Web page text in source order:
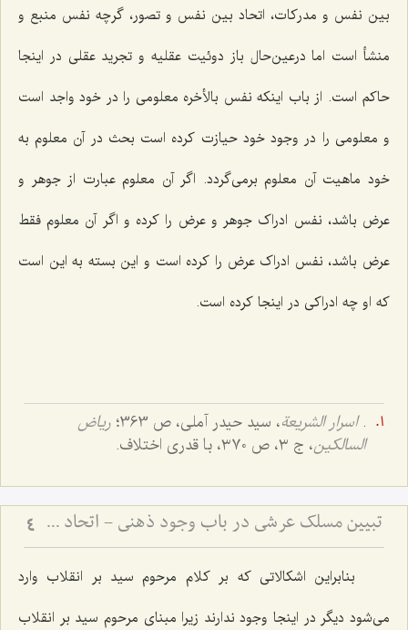
بین نفس و مدرکات، اتحاد بین نفس و تصور، گرچه نفس منبع و
منشأ است اما درعین‌حال باز دوئیت عقلیه و تجرید عقلی در اینجا
حاکم است. از باب اینکه نفس بالأخره معلومی را در خود واجد است
و معلومی را در وجود خود حیازت کرده است بحث در آن معلوم به
خود ماهیت آن معلوم برمی‌گردد. اگر آن معلوم عبارت از جوهر و
عرض باشد، نفس ادراک جوهر و عرض را کرده و اگر آن معلوم فقط
عرض باشد، نفس ادراک عرض را کرده است و این بسته به این است
که او چه ادراکی در اینجا کرده است.
.اسرار الشریعة، سید حیدر آملی، ص 363؛
ریاض
السالکین، ج ٣، ص ٣٧٠، با قدری اختلاف.
تبیین مسلک عرشی در باب وجود ذهنی - اتحاد علم و معلوم در پرتو حقیقت وجود 4
بنابراین اشکالاتی که بر کلام مرحوم سید بر انقلاب وارد
می‌شود دیگر در اینجا وجود ندارند زیرا مبنای مرحوم سید بر انقلاب